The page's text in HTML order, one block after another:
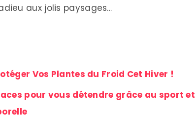
aux jolis paysages…
Vos Plantes du Froid Cet Hiver !
pour vous détendre grâce au sport et